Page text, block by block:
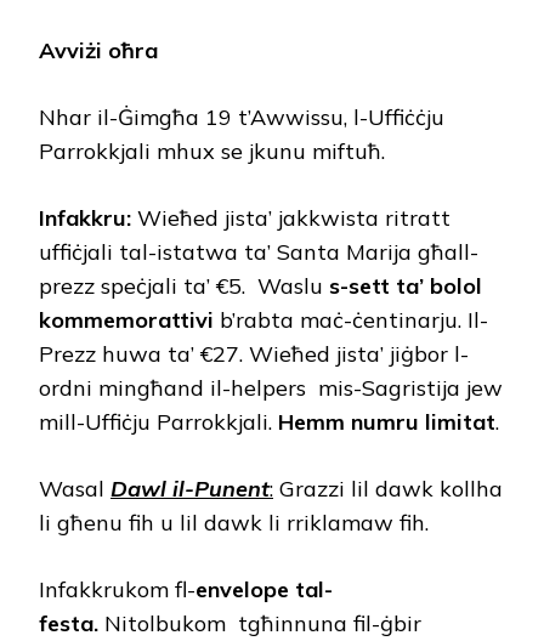
Avviżi oħra
Nhar il-Ġimgħa 19 t’Awwissu, l-Uffiċċju
Parrokkjali mhux se jkunu miftuħ.
Infakkru: Wieħed jista’ jakkwista ritratt
uffiċjali tal-istatwa ta’ Santa Marija għall-
prezz speċjali ta’ €5. Waslu s-sett ta’ bolol
kommemorattivi b’rabta maċ-ċentinarju. Il-
Prezz huwa ta’ €27. Wieħed jista’ jiġbor l-
ordni mingħand il-helpers mis-Sagristija jew
mill-Uffiċju Parrokkjali. Hemm numru limitat.
Wasal Dawl il-Punent: Grazzi lil dawk kollha
li għenu fih u lil dawk li rriklamaw fih.
Infakkrukom fl-envelope tal-
festa. Nitolbukom tgħinnuna fil-ġbir